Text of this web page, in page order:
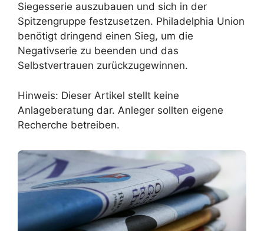
Siegesserie auszubauen und sich in der
Spitzengruppe festzusetzen. Philadelphia Union
benötigt dringend einen Sieg, um die
Negativserie zu beenden und das
Selbstvertrauen zurückzugewinnen.
Hinweis: Dieser Artikel stellt keine
Anlageberatung dar. Anleger sollten eigene
Recherche betreiben.